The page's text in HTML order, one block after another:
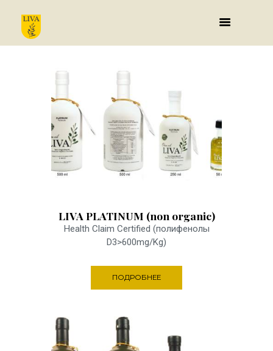
LIVA PLATINUM (non organic)
Health Claim Certified (полифенолы
D3>600mg/Kg)
ПОДРОБНЕЕ